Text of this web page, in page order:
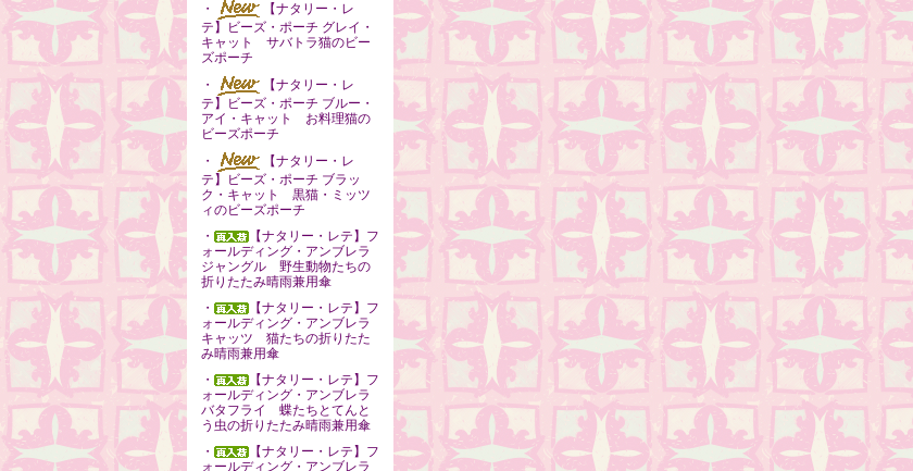
・
【ナタリー・レ
テ】ビーズ・ポーチ グレイ・
キャット サバトラ猫のビー
ズポーチ
・
【ナタリー・レ
テ】ビーズ・ポーチ ブルー・
アイ・キャット お料理猫の
ビーズポーチ
・
【ナタリー・レ
テ】ビーズ・ポーチ ブラッ
ク・キャット 黒猫・ミッツ
ィのビーズポーチ
・
【ナタリー・レテ】フ
ォールディング・アンブレラ
ジャングル 野生動物たちの
折りたたみ晴雨兼用傘
・
【ナタリー・レテ】フ
ォールディング・アンブレラ
キャッツ 猫たちの折りたた
み晴雨兼用傘
・
【ナタリー・レテ】フ
ォールディング・アンブレラ
バタフライ 蝶たちとてんと
う虫の折りたたみ晴雨兼用傘
・
【ナタリー・レテ】フ
ォールディング・アンブレラ